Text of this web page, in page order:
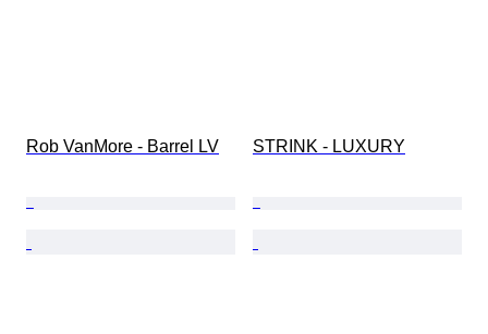
Rob VanMore - Barrel LV STRINK - LUXURY